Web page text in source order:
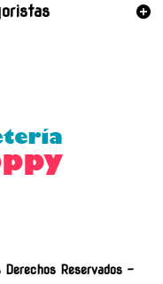
Reservados -